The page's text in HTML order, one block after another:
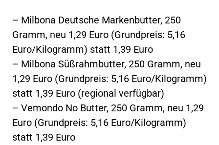
– Milbona Deutsche Markenbutter, 250
Gramm, neu 1,29 Euro (Grundpreis: 5,16
Euro/Kilogramm) statt 1,39 Euro
– Milbona Süßrahmbutter, 250 Gramm, neu
1,29 Euro (Grundpreis: 5,16 Euro/Kilogramm)
statt 1,39 Euro (regional verfügbar)
– Vemondo No Butter, 250 Gramm, neu 1,29
Euro (Grundpreis: 5,16 Euro/Kilogramm)
statt 1,39 Euro